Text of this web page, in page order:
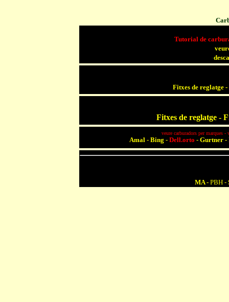
Tutorial de
-
Fitxes de reglatge
Fitxes de reglatge -
veure carburadors per marques -
Amal - Bing - Dell.orto - Gurtner -
MA - PBH -